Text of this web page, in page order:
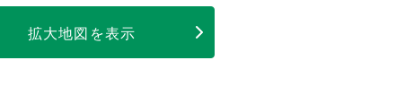
拡大地図を表示